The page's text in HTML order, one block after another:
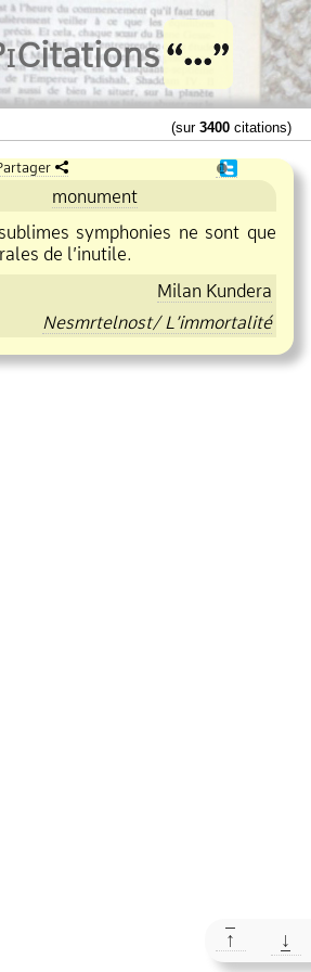
Citations
(sur 3400 citations)
❶
monument
symphonies ne sont que
de l’inutile.
Milan Kundera
Nesmrtelnost/ L’immortalité
↑ ↓